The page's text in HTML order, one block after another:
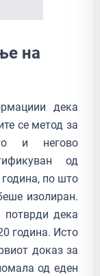
на
дека
се метод за
и негово
од
година, по што
изолиран.
потврди дека
година. Исто
доказ за
од еден